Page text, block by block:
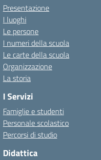
Presentazione
I luoghi
Le persone
I numeri della scuola
Le carte della scuola
Organizzazione
La storia
I Servizi
Famiglie e studenti
Personale scolastico
Percorsi di studio
Didattica